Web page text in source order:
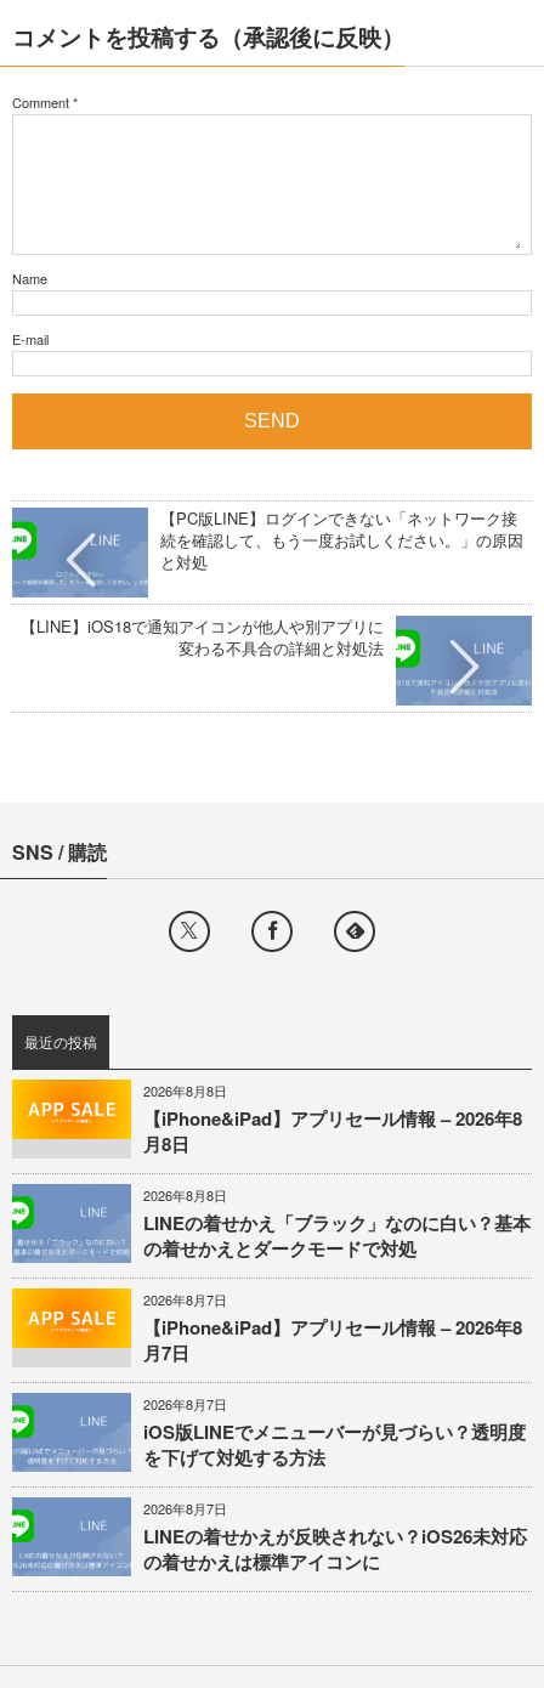
コメントを投稿する（承認後に反映）
Comment*
Name
E-mail
【PC版LINE】ログインできない「ネットワーク接
続を確認して、もう一度お試しください。」の原因
と対処
【LINE】iOS18で通知アイコンが他人や別アプリに
変わる不具合の詳細と対処法
SNS / 購読
最近の投稿
2026年8月8日
【iPhone&iPad】アプリセール情報 – 2026年8
月8日
2026年8月8日
LINEの着せかえ「ブラック」なのに白い？基本
の着せかえとダークモードで対処
2026年8月7日
【iPhone&iPad】アプリセール情報 – 2026年8
月7日
2026年8月7日
iOS版LINEでメニューバーが見づらい？透明度
を下げて対処する方法
2026年8月7日
LINEの着せかえが反映されない？iOS26未対応
の着せかえは標準アイコンに